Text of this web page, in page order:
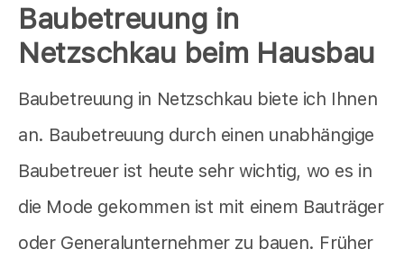
Baubetreuung in
Netzschkau beim Hausbau
Baubetreuung in Netzschkau biete ich Ihnen
an. Baubetreuung durch einen unabhängige
Baubetreuer ist heute sehr wichtig, wo es in
die Mode gekommen ist mit einem Bauträger
oder Generalunternehmer zu bauen. Früher